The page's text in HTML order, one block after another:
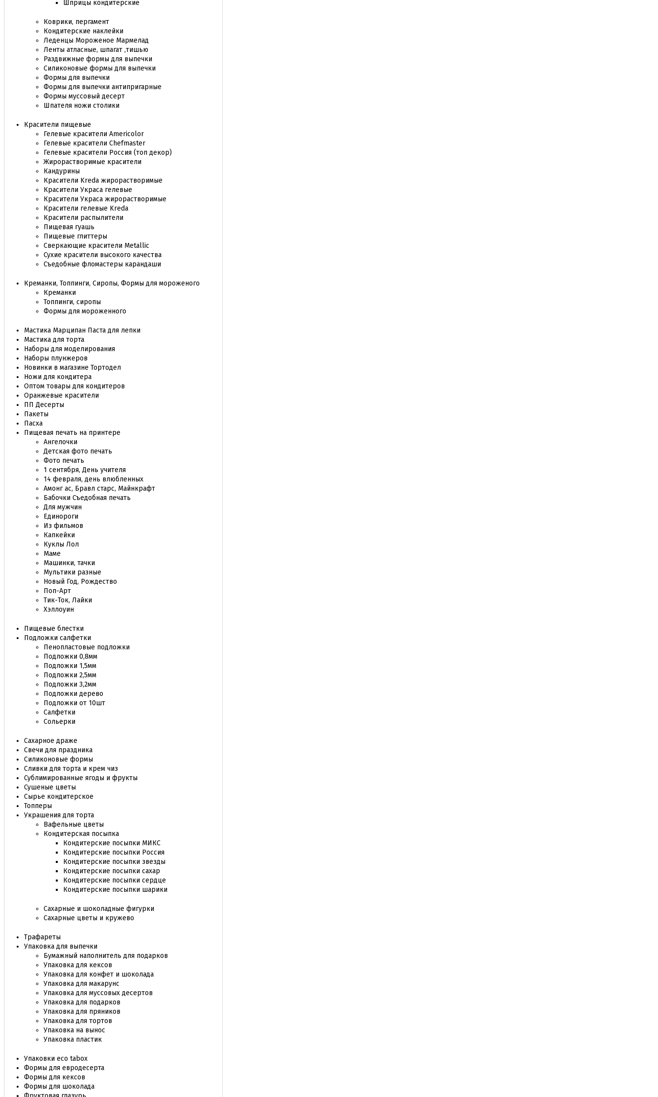
Шприцы кондитерские
Коврики, пергамент
Кондитерские наклейки
Леденцы Мороженое Мармелад
Ленты атласные, шпагат ,тишью
Раздвижные формы для выпечки
Силиконовые формы для выпечки
Формы для выпечки
Формы для выпечки антипригарные
Формы муссовый десерт
Шпателя ножи столики
Красители пищевые
Гелевые красители Americolor
Гелевые красители Chefmaster
Гелевые красители Россия (топ декор)
Жирорастворимые красители
Кандурины
Красители Kreda жирорастворимые
Красители Украса гелевые
Красители Украса жирорастворимые
Красители гелевые Kreda
Красители распылители
Пищевая гуашь
Пищевые глиттеры
Сверкающие красители Metallic
Сухие красители высокого качества
Съедобные фломастеры карандаши
Креманки, Топпинги, Сиропы, Формы для мороженого
Креманки
Топпинги, сиропы
Формы для мороженного
Мастика Марципан Паста для лепки
Мастика для торта
Наборы для моделирования
Наборы плунжеров
Новинки в магазине Тортодел
Ножи для кондитера
Оптом товары для кондитеров
Оранжевые красители
ПП Десерты
Пакеты
Пасха
Пищевая печать на принтере
Ангелочки
Детская фото печать
Фото печать
1 сентября, День учителя
14 февраля, день влюбленных
Амонг ас, Бравл старс, Майнкрафт
Бабочки Съедобная печать
Для мужчин
Единороги
Из фильмов
Капкейки
Куклы Лол
Маме
Машинки, тачки
Мультики разные
Новый Год, Рождество
Поп-Арт
Тик-Ток, Лайки
Хэллоуин
Пищевые блестки
Подложки салфетки
Пенопластовые подложки
Подложки 0,8мм
Подложки 1,5мм
Подложки 2,5мм
Подложки 3,2мм
Подложки дерево
Подложки от 10шт
Салфетки
Сольерки
Сахарное драже
Свечи для праздника
Силиконовые формы
Сливки для торта и крем чиз
Сублимированные ягоды и фрукты
Сушеные цветы
Сырье кондитерское
Топперы
Украшения для торта
Вафельные цветы
Кондитерская посыпка
Кондитерские посыпки МИКС
Кондитерские посыпки Россия
Кондитерские посыпки звезды
Кондитерские посыпки сахар
Кондитерские посыпки сердце
Кондитерские посыпки шарики
Сахарные и шоколадные фигурки
Сахарные цветы и кружево
Трафареты
Упаковка для выпечки
Бумажный наполнитель для подарков
Упаковка для кексов
Упаковка для конфет и шоколада
Упаковка для макарунс
Упаковка для муссовых десертов
Упаковка для подарков
Упаковка для пряников
Упаковка для тортов
Упаковка на вынос
Упаковка пластик
Упаковки eco tabox
Формы для евродесерта
Формы для кексов
Формы для шоколада